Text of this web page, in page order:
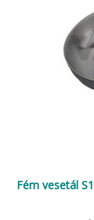
Fém vesetál S1